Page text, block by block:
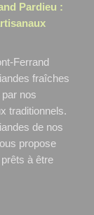
Pardieu :
Ferrand
fraîches
nos
traditionnels.
de nos
propose
à être